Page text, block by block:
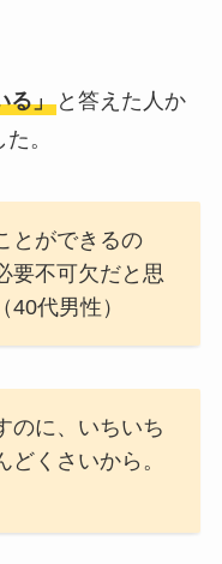
る」と答えた人か
。
とができるの
要不可欠だと思
代男性）
のに、いちいち
くさいから。